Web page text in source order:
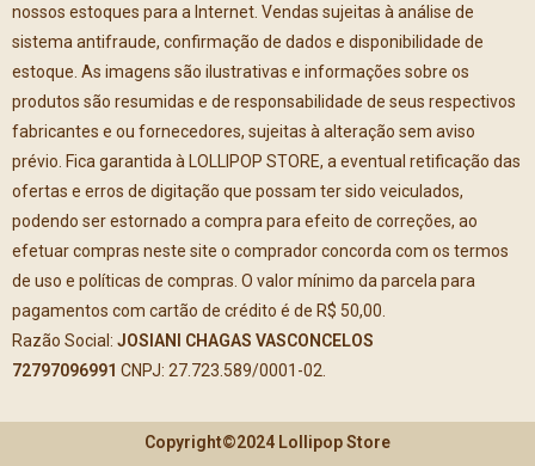
nossos estoques para a Internet. Vendas sujeitas à análise de
sistema antifraude, confirmação de dados e disponibilidade de
estoque. As imagens são ilustrativas e informações sobre os
produtos são resumidas e de responsabilidade de seus respectivos
fabricantes e ou fornecedores, sujeitas à alteração sem aviso
prévio. Fica garantida à LOLLIPOP STORE, a eventual retificação das
ofertas e erros de digitação que possam ter sido veiculados,
podendo ser estornado a compra para efeito de correções, ao
efetuar compras neste site o comprador concorda com os termos
de uso e políticas de compras. O valor mínimo da parcela para
pagamentos com cartão de crédito é de R$ 50,00.
Razão Social: JOSIANI CHAGAS VASCONCELOS
72797096991 CNPJ: 27.723.589/0001-02.
Copyright©2024 Lollipop Store